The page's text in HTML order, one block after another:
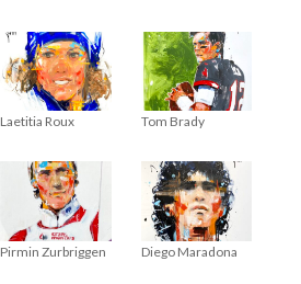
Laetitia Roux Tom Brady
Pirmin Zurbriggen Diego Maradona